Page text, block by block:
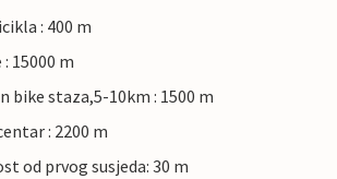
: 400 m
15000 m
bike staza,5-10km : 1500 m
: 2200 m
od prvog susjeda: 30 m